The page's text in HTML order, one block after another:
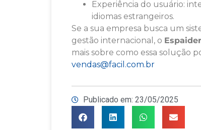
Experiência do usuário:
idiomas estrangeiros.
Se a sua empresa busca um
gestão internacional, o Espaider
mais sobre como essa solução
vendas@facil.com.br
Publicado em: 23/05/2025